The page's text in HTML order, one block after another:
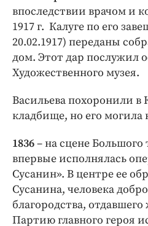
впоследствии врачом и
1917 г. Калуге по его
20.02.1917) переданы
дом. Этот дар послужил
Художественного музея.
Васильева похоронили в
кладбище, но его могила
1836– на сцене Большого
впервые исполнялась
Сусанин». В центре ее
Сусанина, человека
благородства,
Партию главного героя